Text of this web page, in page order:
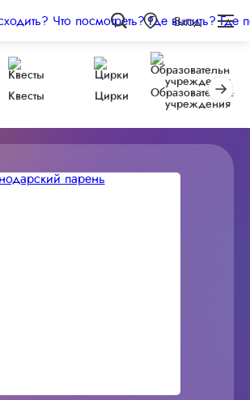
Вход
Квесты Цирки
Образовательные
учреждения